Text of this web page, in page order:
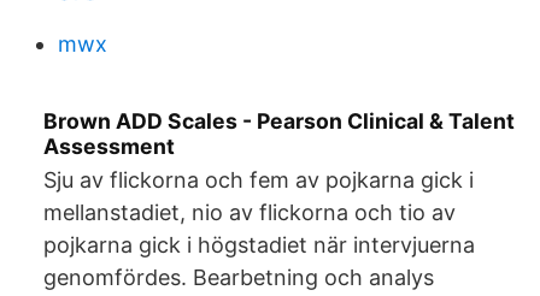
mwx
Brown ADD Scales - Pearson Clinical & Talent
Assessment
Sju av flickorna och fem av pojkarna gick i
mellanstadiet, nio av flickorna och tio av
pojkarna gick i högstadiet när intervjuerna
genomfördes. Bearbetning och analys